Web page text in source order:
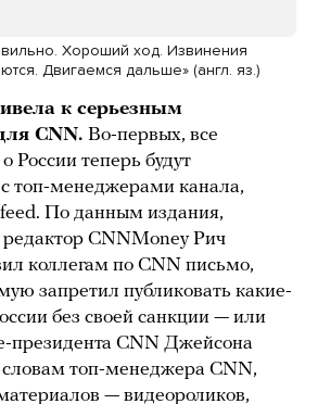
Хороший ход. Извинения
Двигаемся дальше» (англ. яз.)
к серьезным
CNN. Во-первых, все
России теперь будут
с топ-менеджерами канала,
По данным издания,
CNNMoney Рич
коллегам по CNN письмо,
запретил публиковать какие-
без своей санкции — или
президента CNN Джейсона
топ-менеджера CNN,
— видеороликов,